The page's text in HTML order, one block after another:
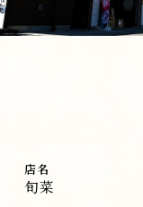
店名
旬菜